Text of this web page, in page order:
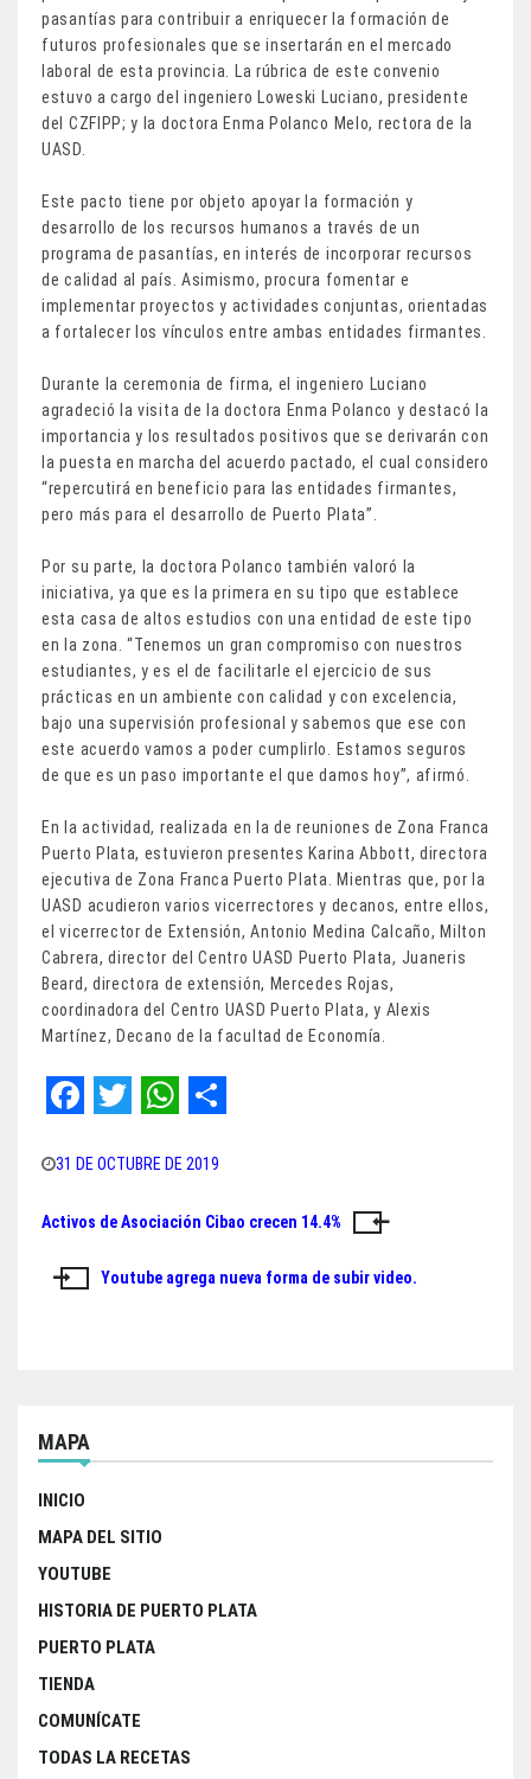
pasantías para contribuir a enriquecer la formación de
futuros profesionales que se insertarán en el mercado
laboral de esta provincia. La rúbrica de este convenio
estuvo a cargo del ingeniero Loweski Luciano, presidente
del CZFIPP; y la doctora Enma Polanco Melo, rectora de la
UASD.
Este pacto tiene por objeto apoyar la formación y
desarrollo de los recursos humanos a través de un
programa de pasantías, en interés de incorporar recursos
de calidad al país. Asimismo, procura fomentar e
implementar proyectos y actividades conjuntas, orientadas
a fortalecer los vínculos entre ambas entidades firmantes.
Durante la ceremonia de firma, el ingeniero Luciano
agradeció la visita de la doctora Enma Polanco y destacó la
importancia y los resultados positivos que se derivarán con
la puesta en marcha del acuerdo pactado, el cual considero
“repercutirá en beneficio para las entidades firmantes,
pero más para el desarrollo de Puerto Plata”.
Por su parte, la doctora Polanco también valoró la
iniciativa, ya que es la primera en su tipo que establece
esta casa de altos estudios con una entidad de este tipo
en la zona. “Tenemos un gran compromiso con nuestros
estudiantes, y es el de facilitarle el ejercicio de sus
prácticas en un ambiente con calidad y con excelencia,
bajo una supervisión profesional y sabemos que ese con
este acuerdo vamos a poder cumplirlo. Estamos seguros
de que es un paso importante el que damos hoy”, afirmó.
En la actividad, realizada en la de reuniones de Zona Franca
Puerto Plata, estuvieron presentes Karina Abbott, directora
ejecutiva de Zona Franca Puerto Plata. Mientras que, por la
UASD acudieron varios vicerrectores y decanos, entre ellos,
el vicerrector de Extensión, Antonio Medina Calcaño, Milton
Cabrera, director del Centro UASD Puerto Plata, Juaneris
Beard, directora de extensión, Mercedes Rojas,
coordinadora del Centro UASD Puerto Plata, y Alexis
Martínez, Decano de la facultad de Economía.
a
c
b
w
i
t
h
a
s
h
a
e
31 DE OCTUBRE DE 2019
Navegación
de
Activos de Asociación Cibao crecen 14.4%
Youtube agrega nueva forma de subir video.
MAPA
INICIO
MAPA DEL SITIO
YOUTUBE
HISTORIA DE PUERTO PLATA
PUERTO PLATA
TIENDA
COMUNÍCATE
TODAS LA RECETAS